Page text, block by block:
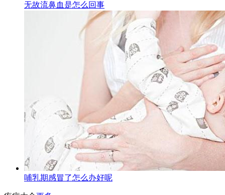
无故流鼻血是怎么回事
哺乳期感冒了怎么办好呢